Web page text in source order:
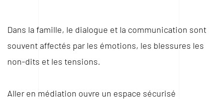
Dans la famille, le dialogue et la communication sont
souvent affectés par les émotions, les blessures les
non-dits et les tensions.
Aller en médiation ouvre un espace sécurisé